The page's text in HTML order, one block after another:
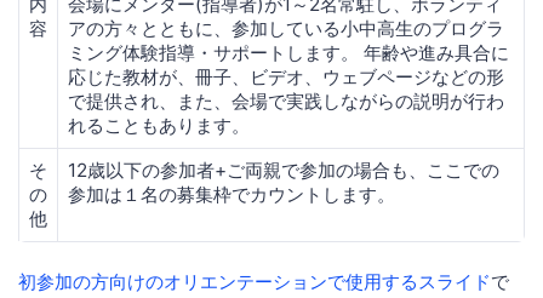
容
アの方々とともに、参加している小中高生のプログラ
ミング体験指導・サポートします。 年齢や進み具合に
応じた教材が、冊子、ビデオ、ウェブページなどの形
で提供され、また、会場で実践しながらの説明が行わ
れることもあります。
そ
の
他
12歳以下の参加者+ご両親で参加の場合も、ここでの
参加は１名の募集枠でカウントします。
初参加の方向けのオリエンテーションで使用するスライドで